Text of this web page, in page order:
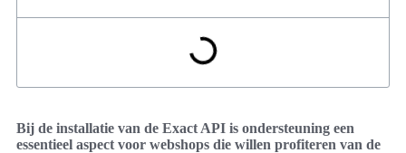
Bij de installatie van de Exact API is ondersteuning een
essentieel aspect voor webshops die willen profiteren van de